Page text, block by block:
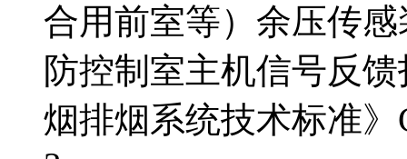
合用前室等）余压传
防控制室主机信号反
烟排烟系统技术标准》